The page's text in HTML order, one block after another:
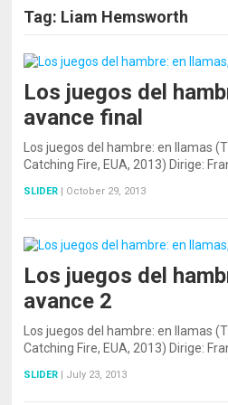
Tag: Liam Hemsworth
Los juegos del
avance final
Los juegos del hambre: en llamas
Catching Fire, EUA, 2013) Dirige:
SLIDER | October 29, 2013
Los juegos del
avance 2
Los juegos del hambre: en llamas
Catching Fire, EUA, 2013) Dirige:
SLIDER | July 23, 2013